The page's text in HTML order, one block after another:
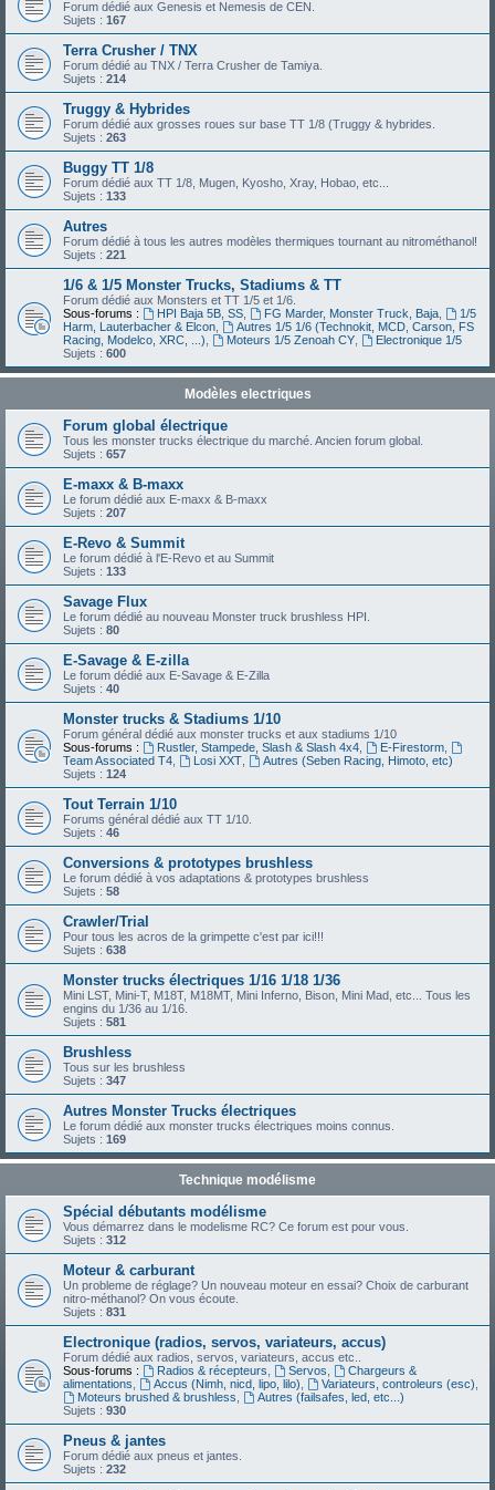
Forum dédié aux Genesis et Nemesis de CEN.
Sujets : 167
Terra Crusher / TNX
Forum dédié au TNX / Terra Crusher de Tamiya.
Sujets : 214
Truggy & Hybrides
Forum dédié aux grosses roues sur base TT 1/8 (Truggy & hybrides.
Sujets : 263
Buggy TT 1/8
Forum dédié aux TT 1/8, Mugen, Kyosho, Xray, Hobao, etc...
Sujets : 133
Autres
Forum dédié à tous les autres modèles thermiques tournant au nitrométhanol!
Sujets : 221
1/6 & 1/5 Monster Trucks, Stadiums & TT
Forum dédié aux Monsters et TT 1/5 et 1/6.
Sous-forums :
HPI Baja 5B, SS, FG Marder, Monster Truck, Baja,
1/5
Harm, Lauterbacher & Elcon
Autres 1/5 1/6 (Technokit, MCD, Carson, FS
Racing, Modelco, XRC, ...)
Moteurs 1/5 Zenoah CY,
Electronique 1/5
Sujets : 600
Modèles electriques
Forum global électrique
Tous les monster trucks électrique du marché. Ancien forum global.
Sujets : 657
E-maxx & B-maxx
Le forum dédié aux E-maxx & B-maxx
Sujets : 207
E-Revo & Summit
Le forum dédié à l'E-Revo et au Summit
Sujets : 133
Savage Flux
Le forum dédié au nouveau Monster truck brushless HPI.
Sujets : 80
E-Savage & E-zilla
Le forum dédié aux E-Savage & E-Zilla
Sujets : 40
Monster trucks & Stadiums 1/10
Forum général dédié aux monster trucks et aux stadiums 1/10
Sous-forums :
Rustler, Stampede, Slash & Slash 4x4, E-Firestorm,
Team Associated T4
Losi XXT,
Autres (Seben Racing, Himoto, etc)
Sujets : 124
Tout Terrain 1/10
Forums général dédié aux TT 1/10.
Sujets : 46
Conversions & prototypes brushless
Le forum dédié à vos adaptations & prototypes brushless
Sujets : 58
Crawler/Trial
Pour tous les acros de la grimpette c'est par ici!!!
Sujets : 638
Monster trucks électriques 1/16 1/18 1/36
Mini LST, Mini-T, M18T, M18MT, Mini Inferno, Bison, Mini Mad, etc... Tous les
engins du 1/36 au 1/16.
Sujets : 581
Brushless
Tous sur les brushless
Sujets : 347
Autres Monster Trucks électriques
Le forum dédié aux monster trucks électriques moins connus.
Sujets : 169
Technique modélisme
Spécial débutants modélisme
Vous démarrez dans le modelisme RC? Ce forum est pour vous.
Sujets : 312
Moteur & carburant
Un probleme de réglage? Un nouveau moteur en essai? Choix de carburant
nitro-méthanol? On vous écoute.
Sujets : 831
Electronique (radios, servos, variateurs, accus)
Forum dédié aux radios, servos, variateurs, accus etc..
Sous-forums :
Radios & récepteurs Servos
Chargeurs &
alimentations
Accus (Nimh, nicd, lipo, lilo) Variateurs, controleurs (esc)
Moteurs brushed & brushless
Autres (failsafes, led, etc...)
Sujets : 930
Pneus & jantes
Forum dédié aux pneus et jantes.
Sujets : 232